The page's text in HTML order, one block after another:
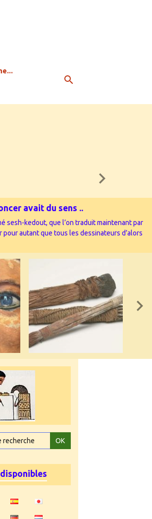
avait du sens ...
sesh-kedout, que l’on traduit maintenant par
autant que tous les dessinateurs d’alors
OK